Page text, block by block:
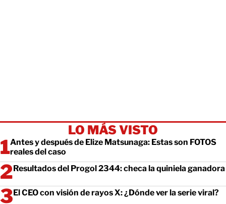
LO MÁS VISTO
Antes y después de Elize Matsunaga: Estas son FOTOS
reales del caso
Resultados del Progol 2344: checa la quiniela ganadora
El CEO con visión de rayos X: ¿Dónde ver la serie viral?